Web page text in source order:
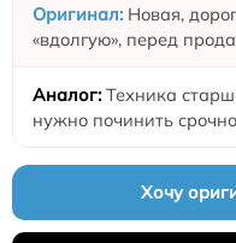
Новая,
«вдолгую», перед
Техника
нужно починить срочно
Хочу